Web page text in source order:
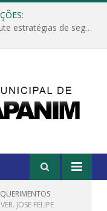
Câmara Municipal de Marapanim discute estratégias de segurança com autoridades e poder executivo
JOSE FELIPE